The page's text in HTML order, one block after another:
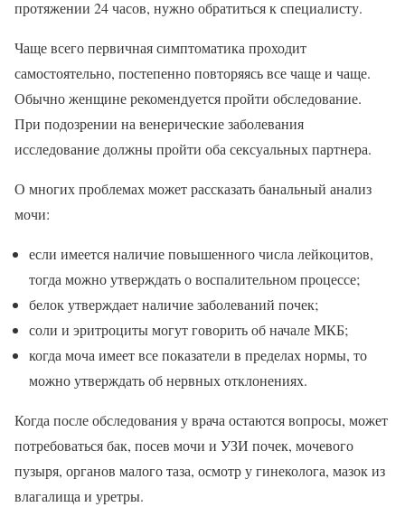
протяжении 24 часов, нужно обратиться к специалисту.
Чаще всего первичная симптоматика проходит
самостоятельно, постепенно повторяясь все чаще и чаще.
Обычно женщине рекомендуется пройти обследование.
При подозрении на венерические заболевания
исследование должны пройти оба сексуальных партнера.
О многих проблемах может рассказать банальный анализ
мочи:
если имеется наличие повышенного числа лейкоцитов,
тогда можно утверждать о воспалительном процессе;
белок утверждает наличие заболеваний почек;
соли и эритроциты могут говорить об начале МКБ;
когда моча имеет все показатели в пределах нормы, то
можно утверждать об нервных отклонениях.
Когда после обследования у врача остаются вопросы, может
потребоваться бак, посев мочи и УЗИ почек, мочевого
пузыря, органов малого таза, осмотр у гинеколога, мазок из
влагалища и уретры.